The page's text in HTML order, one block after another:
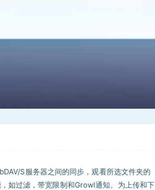
S服务器之间的同步，观看所选文件夹的
如过滤，带宽限制和Growl通知。为上传和下